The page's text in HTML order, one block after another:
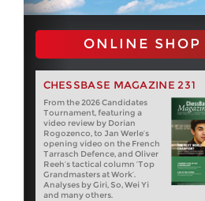
ONLINE SHOP
CHESSBASE MAGAZINE 231
From the 2026 Candidates
Tournament, featuring a
video review by Dorian
Rogozenco, to Jan Werle’s
opening video on the French
Tarrasch Defence, and Oliver
Reeh’s tactical column ‘Top
Grandmasters at Work’.
Analyses by Giri, So, Wei Yi
and many others.